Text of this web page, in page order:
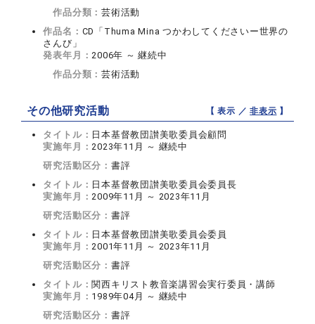
作品分類：芸術活動
作品名： CD「Thuma Mina つかわしてくださいー世界の
さんび」
発表年月：2006年 ～ 継続中
作品分類：芸術活動
その他研究活動 【 表示 ／非表示 】
タイトル： 日本基督教団讃美歌委員会顧問
実施年月：2023年11月 ～ 継続中
研究活動区分： 書評
タイトル： 日本基督教団讃美歌委員会委員長
実施年月：2009年11月 ～ 2023年11月
研究活動区分： 書評
タイトル： 日本基督教団讃美歌委員会委員
実施年月：2001年11月 ～ 2023年11月
研究活動区分： 書評
タイトル： 関西キリスト教音楽講習会実行委員・講師
実施年月： 1989年04月 ～ 継続中
研究活動区分： 書評